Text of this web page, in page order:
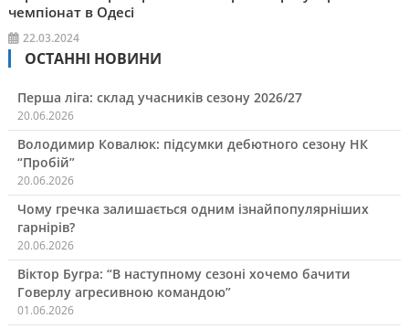
чемпіонат в Одесі
22.03.2024
ОСТАННІ НОВИНИ
Перша ліга: склад учасників сезону 2026/27
20.06.2026
Володимир Ковалюк: підсумки дебютного сезону НК
“Пробій”
20.06.2026
Чому гречка залишається одним ізнайпопулярніших
гарнірів?
20.06.2026
Віктор Бугра: “В наступному сезоні хочемо бачити
Говерлу агресивною командою”
01.06.2026